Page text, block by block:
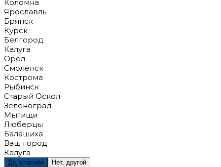
Коломна
Ярославль
Брянск
Курск
Белгород
Калуга
Орел
Смоленск
Кострома
Рыбинск
Старый Оскол
Зеленоград
Мытищи
Люберцы
Балашиха
Ваш город
Калуга
Да, спасибо Нет, другой